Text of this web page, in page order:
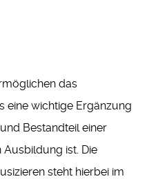
das
eine wichtige Ergänzung
Bestandteil einer
ist. Die
steht hierbei im